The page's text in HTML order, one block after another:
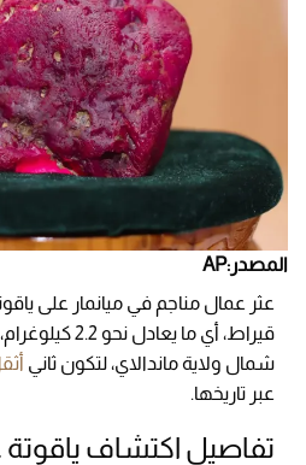
المصدر:AP
قيراط، أي ما
شمال ولاية ماندالاي، لتكون ثاني
عبر تاريخها.
تفاصيل اكتشاف ياقوتة